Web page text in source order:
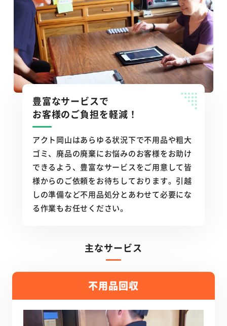
豊富なサービスで
お客様のご負担を軽減！
アクト岡山はあらゆる状況下で不用品や粗大
ゴミ、廃品の廃棄にお悩みのお客様をお助け
できるよう、豊富なサービスをご用意して皆
様からのご依頼をお待ちしております。引越
しの準備など不用品処分とあわせて必要にな
る作業もお任せください。
主なサービス
不用品回収